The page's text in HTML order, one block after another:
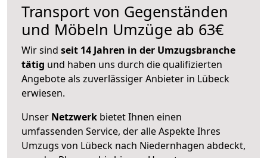
Transport von Gegenständen
und Möbeln Umzüge ab 63€
Wir sind seit 14 Jahren in der Umzugsbranche
tätig und haben uns durch die qualifizierten
Angebote als zuverlässiger Anbieter in Lübeck
erwiesen.
Unser Netzwerk bietet Ihnen einen
umfassenden Service, der alle Aspekte Ihres
Umzugs von Lübeck nach Niedernhagen abdeckt,